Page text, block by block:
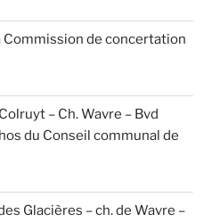
Commission de concertation
– Ch. Wavre – Bvd
du Conseil communal de
Glacières – ch. de Wavre –